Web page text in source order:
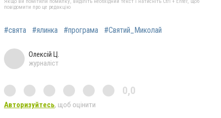
повідомити про це редакцію
#свята #ялинка #програма #Святий_Миколай
Олексій Ц.
журналіст
0,0
Авторизуйтесь, щоб оцінити